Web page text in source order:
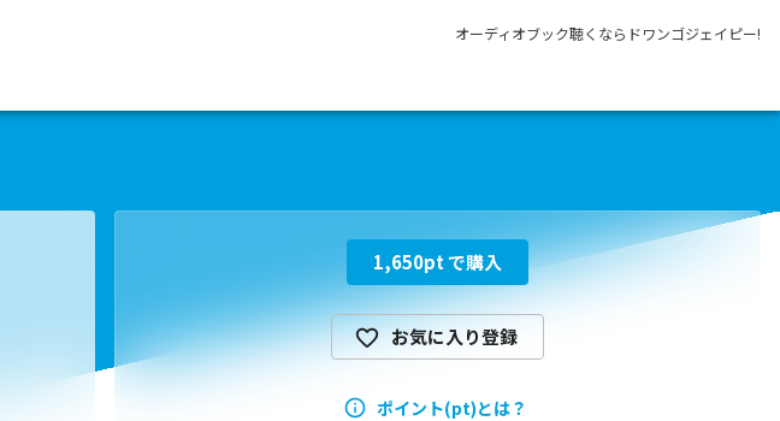
オーディオブック聴くならドワンゴジェイピー!
1,650pt で購入
お気に入り登録
ポイント(pt)とは？